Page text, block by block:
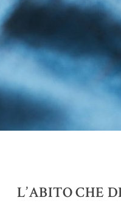
L’ABITO CHE